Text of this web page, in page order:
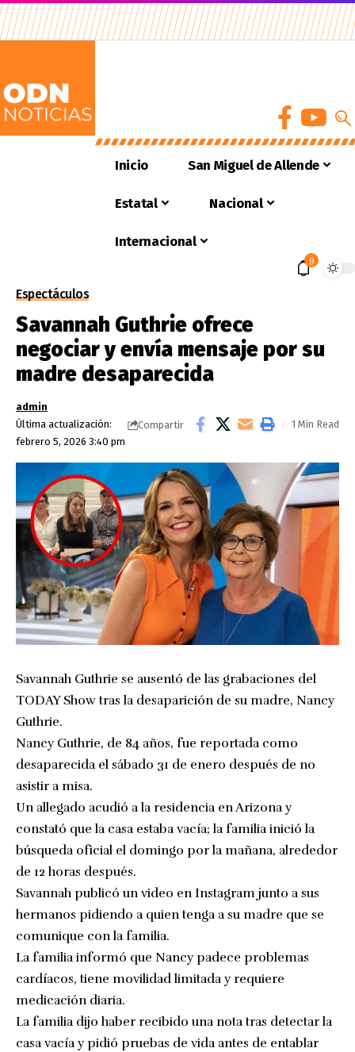
Inicio San Miguel de Allende
Estatal Nacional
Internacional
9
Espectáculos
Savannah Guthrie ofrece
negociar y envía mensaje por su
madre desaparecida
Última actualización:
febrero 5, 2026 3:40 pm
admin
Compartir
1 Min Read
Savannah Guthrie se ausentó de las grabaciones del
TODAY Show tras la desaparición de su madre, Nancy
Guthrie.
Nancy Guthrie, de 84 años, fue reportada como
desaparecida el sábado 31 de enero después de no
asistir a misa.
Un allegado acudió a la residencia en Arizona y
constató que la casa estaba vacía; la familia inició la
búsqueda oficial el domingo por la mañana, alrededor
de 12 horas después.
Savannah publicó un video en Instagram junto a sus
hermanos pidiendo a quien tenga a su madre que se
comunique con la familia.
La familia informó que Nancy padece problemas
cardíacos, tiene movilidad limitada y requiere
medicación diaria.
La familia dijo haber recibido una nota tras detectar la
casa vacía y pidió pruebas de vida antes de entablar